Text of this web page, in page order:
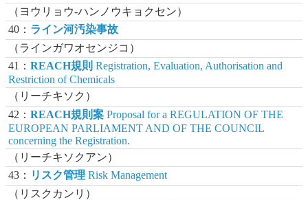
（ヨウリョウ-ハンノウキョクセン）
40： ライン河汚染事故
（ラインガワオセンジコ）
41：REACH規則 Registration, Evaluation, Authorisation and
Restriction of Chemicals
（リーチキソク）
42：REACH規則案 Proposal for a REGULATION OF THE
EUROPEAN PARLIAMENT AND OF THE COUNCIL
concerning the Registration.
（リーチキソクアン）
43： リスク管理 Risk Management
（リスクカンリ）